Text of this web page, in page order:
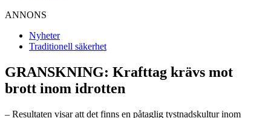
ANNONS
Nyheter
Traditionell säkerhet
GRANSKNING: Krafttag krävs mot
brott inom idrotten
– Resultaten visar att det finns en påtaglig tystnadskultur inom